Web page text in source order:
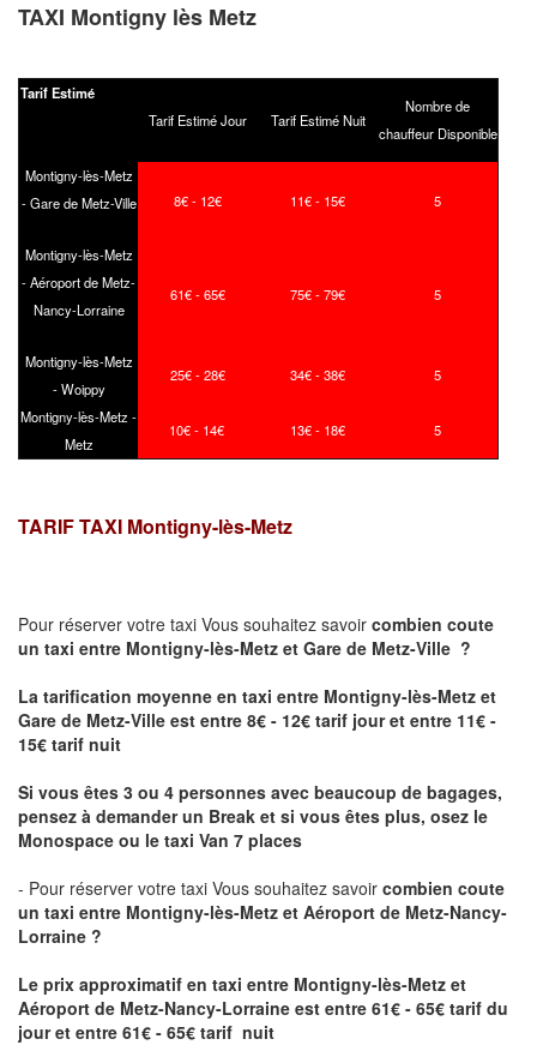
TAXI Montigny lès Metz
Tarif Estimé
Tarif Estimé Jour
Tarif Estimé Nuit
Nombre de
chauffeur Disponible
Montigny-lès-Metz
- Gare de Metz-Ville
8€ - 12€ 11€ - 15€ 5
Montigny-lès-Metz
- Aéroport de Metz-
Nancy-Lorraine
61€ - 65€ 75€ - 79€ 5
Montigny-lès-Metz
- Woippy
25€ - 28€ 34€ - 38€ 5
Montigny-lès-Metz -
Metz
10€ - 14€ 13€ - 18€ 5
TARIF TAXI Montigny-lès-Metz
Pour réserver votre taxi Vous souhaitez savoir combien coute
un taxi entre Montigny-lès-Metz et Gare de Metz-Ville ?
La tarification moyenne en taxi entre Montigny-lès-Metz et
Gare de Metz-Ville est entre 8€ - 12€ tarif jour et entre 11€ -
15€ tarif nuit
Si vous êtes 3 ou 4 personnes avec beaucoup de bagages,
pensez à demander un Break et si vous êtes plus, osez le
Monospace ou le taxi Van 7 places
- Pour réserver votre taxi Vous souhaitez savoir combien coute
un taxi entre Montigny-lès-Metz et Aéroport de Metz-Nancy-
Lorraine ?
Le prix approximatif en taxi entre Montigny-lès-Metz et
Aéroport de Metz-Nancy-Lorraine est entre 61€ - 65€ tarif du
jour et entre 61€ - 65€ tarif nuit